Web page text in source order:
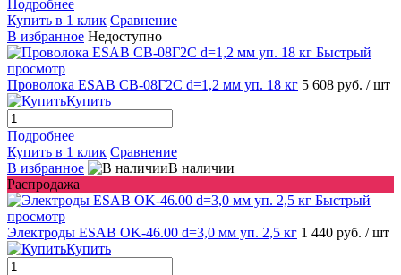
Подробнее
Купить в 1 клик Сравнение
В избранное Недоступно
Быстрый
просмотр
Проволока ESAB СВ-08Г2С d=1,2 мм уп. 18 кг 5 608 руб. / шт
Купить
Подробнее
Купить в 1 клик Сравнение
В избранное
В наличии
Распродажа
Быстрый
просмотр
Электроды ESAB OK-46.00 d=3,0 мм уп. 2,5 кг 1 440 руб. / шт
Купить